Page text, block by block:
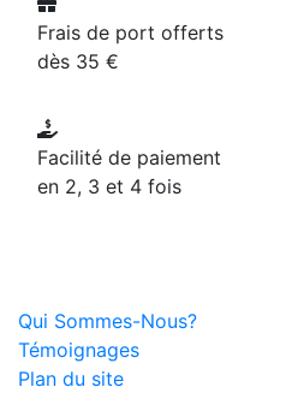
Frais de port offerts
dès 35 €
Facilité de paiement
en 2, 3 et 4 fois
Qui Sommes-Nous?
Témoignages
Plan du site